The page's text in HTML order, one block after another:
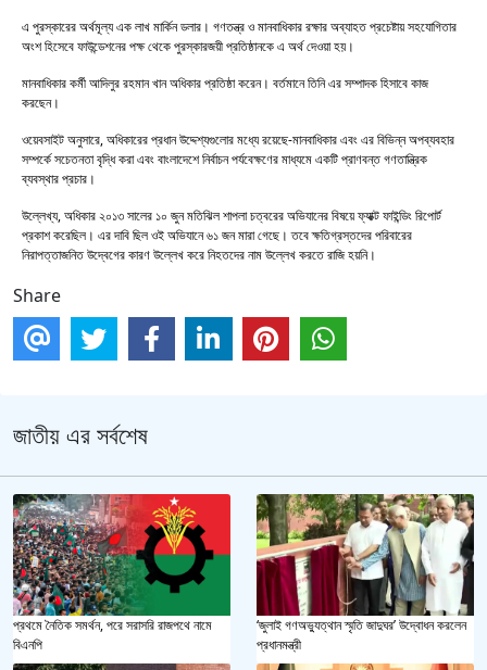
এ পুরস্কারের অর্থমূল্য এক লাখ মার্কিন ডলার। গণতন্ত্র ও মানবাধিকার রক্ষার অব্যাহত প্রচেষ্টায় সহযোগিতার
অংশ হিসেবে ফাউন্ডেশনের পক্ষ থেকে পুরস্কারজয়ী প্রতিষ্ঠানকে এ অর্থ দেওয়া হয়।
মানবাধিকার কর্মী আদিলুর রহমান খান অধিকার প্রতিষ্ঠা করেন। বর্তমানে তিনি এর সম্পাদক হিসাবে কাজ
করছেন।
ওয়েবসাইট অনুসারে, অধিকারের প্রধান উদ্দেশ্যগুলোর মধ্যে রয়েছে-মানবাধিকার এবং এর বিভিন্ন অপব্যবহার
সম্পর্কে সচেতনতা বৃদ্ধি করা এবং বাংলাদেশে নির্বাচন পর্যবেক্ষণের মাধ্যমে একটি প্রাণবন্ত গণতান্ত্রিক
ব্যবস্থার প্রচার।
উল্লেখ্য, অধিকার ২০১৩ সালের ১০ জুন মতিঝিল শাপলা চত্বরের অভিযানের বিষয়ে ফ্যাক্ট ফাইন্ডিং রিপোর্ট
প্রকাশ করেছিল। এর দাবি ছিল ওই অভিযানে ৬১ জন মারা গেছে। তবে ক্ষতিগ্রস্তদের পরিবারের
নিরাপত্তাজনিত উদ্বেগের কারণ উল্লেখ করে নিহতদের নাম উল্লেখ করতে রাজি হয়নি।
Share
জাতীয় এর সর্বশেষ
প্রথমে নৈতিক সমর্থন, পরে সরাসরি রাজপথে নামে
বিএনপি
‘জুলাই গণঅভ্যুত্থান স্মৃতি জাদুঘর’ উদ্বোধন করলেন
প্রধানমন্ত্রী